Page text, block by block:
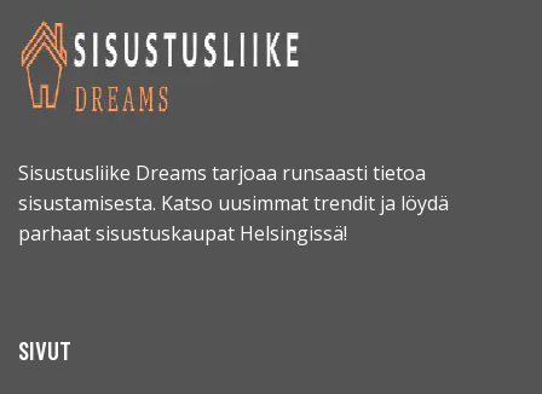
Sisustusliike Dreams tarjoaa runsaasti tietoa
sisustamisesta. Katso uusimmat trendit ja löydä
parhaat sisustuskaupat Helsingissä!
SIVUT